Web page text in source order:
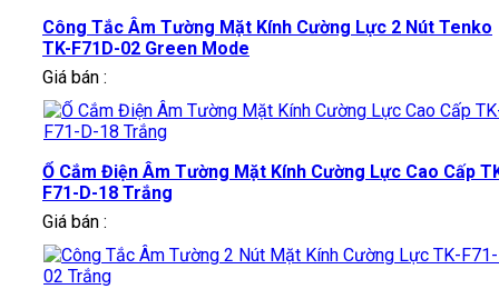
Công Tắc Âm Tường Mặt Kính Cường Lực 2 Nút Tenko
TK-F71D-02 Green Mode
Giá bán :
Ổ Cắm Điện Âm Tường Mặt Kính Cường Lực Cao Cấp
F71-D-18 Trắng
Giá bán :